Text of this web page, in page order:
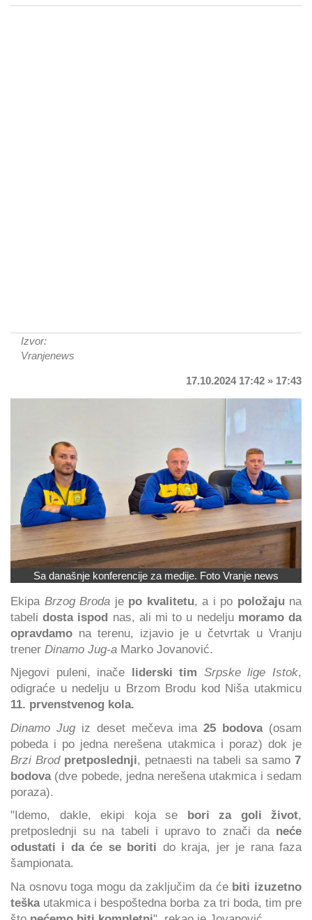
Izvor:
Vranjenews
17.10.2024 17:42 » 17:43
Sa današnje konferencije za medije. Foto Vranje news
Ekipa Brzog Broda je po kvalitetu, a i po položajuna
tabelidosta ispod nas, ali mi to u nedelju moramo da
opravdamo na terenu, izjavio je u četvrtak u Vranju
trener Dinamo Jug-a Marko Jovanović.
Njegovi puleni, inače
liderski tim Srpske lige Istok,
odigraće u nedelju u Brzom Brodu kod Niša utakmicu
11. prvenstvenog kola.
Dinamo Jug iz deset mečeva ima25 bodova(osam
pobeda i po jedna nerešena utakmica i poraz) dok je
Brzi Brod pretposlednji, petnaesti na tabeli sa samo 7
bodova (dve pobede, jedna nerešena utakmica i sedam
poraza).
"Idemo, dakle, ekipi koja se
bori za goli život,
pretposlednji su na tabeli i upravo to znači da neće
odustati i da će se boriti do kraja, jer je rana faza
šampionata.
Na osnovu toga mogu da zaključim da će biti izuzetno
teškautakmica i bespoštedna borba za tri boda, tim pre